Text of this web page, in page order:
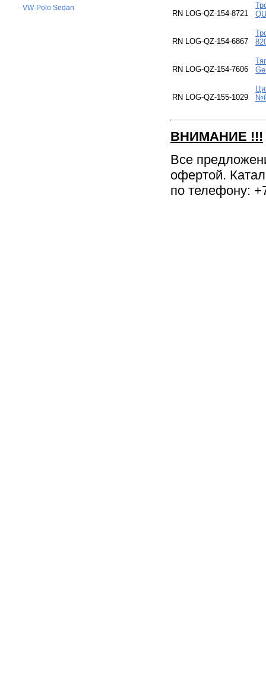
VW-Polo Sedan
RN LOG-QZ-154-8721
RN LOG-QZ-154-6867
RN LOG-QZ-154-7606
RN LOG-QZ-155-1029
ВНИМАНИЕ !!!
Все
офертой.
по телефону: